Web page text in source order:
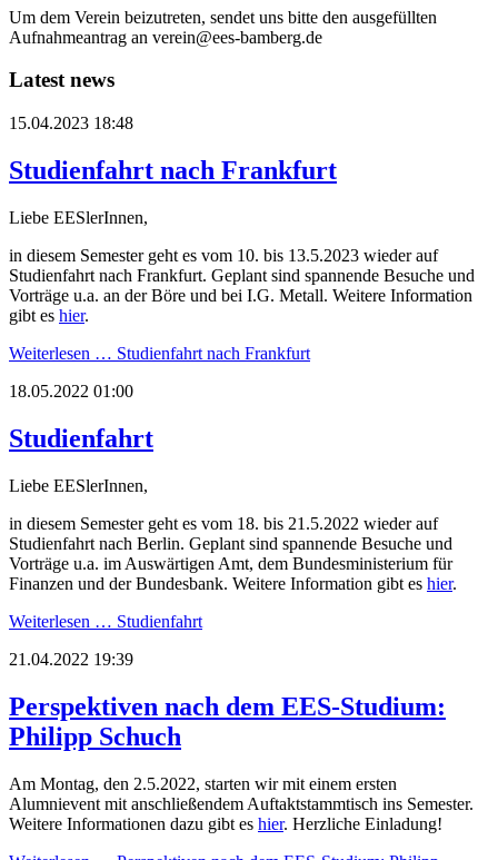
Um dem Verein beizutreten, sendet uns bitte den ausgefüllten
Aufnahmeantrag an verein@ees-bamberg.de
Latest news
15.04.2023 18:48
Studienfahrt nach Frankfurt
Liebe EESlerInnen,
in diesem Semester geht es vom 10. bis 13.5.2023 wieder auf
Studienfahrt nach Frankfurt. Geplant sind spannende Besuche und
Vorträge u.a. an der Böre und bei I.G. Metall. Weitere Information
gibt es hier.
Weiterlesen … Studienfahrt nach Frankfurt
18.05.2022 01:00
Studienfahrt
Liebe EESlerInnen,
in diesem Semester geht es vom 18. bis 21.5.2022 wieder auf
Studienfahrt nach Berlin. Geplant sind spannende Besuche und
Vorträge u.a. im Auswärtigen Amt, dem Bundesministerium für
Finanzen und der Bundesbank. Weitere Information gibt es hier.
Weiterlesen … Studienfahrt
21.04.2022 19:39
Perspektiven nach dem EES-Studium:
Philipp Schuch
Am Montag, den 2.5.2022, starten wir mit einem ersten
Alumnievent mit anschließendem Auftaktstammtisch ins Semester.
Weitere Informationen dazu gibt es hier. Herzliche Einladung!